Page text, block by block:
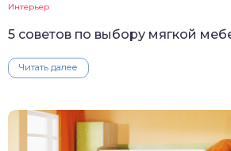
Интерьер
5 советов по выбору мягкой
Читать далее